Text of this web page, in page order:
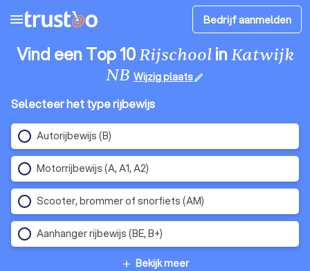
menu Bedrijf aanmelden
Vind een Top 10RijschoolinKatwijk
NB Wijzig plaatsedit
Selecteer het type rijbewijs
Autorijbewijs (B)
Motorrijbewijs (A, A1, A2)
Scooter, brommer of snorfiets (AM)
Aanhanger rijbewijs (BE, B+)
add Bekijk meer